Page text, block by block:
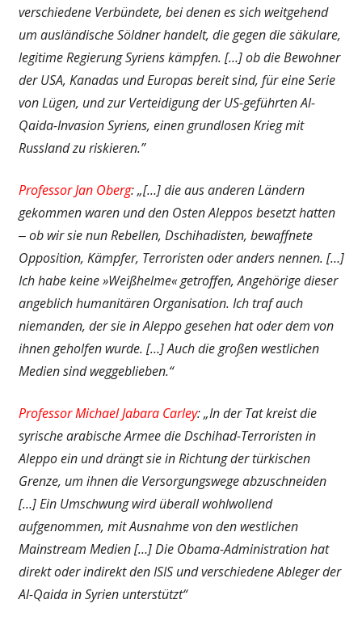
verschiedene Verbündete, bei denen es sich weitgehend
um ausländische Söldner handelt, die gegen die säkulare,
legitime Regierung Syriens kämpfen. […] ob die Bewohner
der USA, Kanadas und Europas bereit sind, für eine Serie
von Lügen, und zur Verteidigung der US-geführten Al-
Qaida-Invasion Syriens, einen grundlosen Krieg mit
Russland zu riskieren.”
Professor Jan Oberg: „[…] die aus anderen Ländern
gekommen waren und den Osten Aleppos besetzt hatten
‒ ob wir sie nun Rebellen, Dschihadisten, bewaffnete
Opposition, Kämpfer, Terroristen oder anders nennen. […]
Ich habe keine »Weißhelme« getroffen, Angehörige dieser
angeblich humanitären Organisation. Ich traf auch
niemanden, der sie in Aleppo gesehen hat oder dem von
ihnen geholfen wurde. […] Auch die großen westlichen
Medien sind weggeblieben.“
ProfessorMichael Jabara Carley: „In der Tat kreist die
syrische arabische Armee die Dschihad-Terroristen in
Aleppo ein und drängt sie in Richtung der türkischen
Grenze, um ihnen die Versorgungswege abzuschneiden
[…] Ein Umschwung wird überall wohlwollend
aufgenommen, mit Ausnahme von den westlichen
Mainstream Medien […] Die Obama-Administration hat
direkt oder indirekt den ISIS und verschiedene Ableger der
Al-Qaida in Syrien unterstützt“